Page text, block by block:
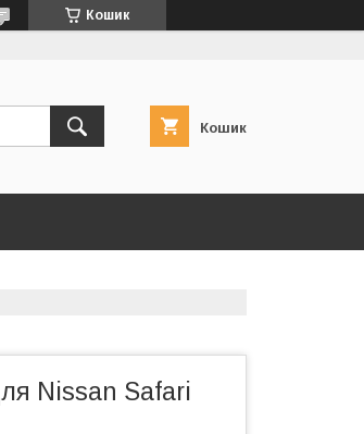
Кошик
Кошик
Nissan Safari